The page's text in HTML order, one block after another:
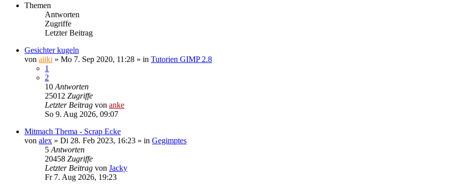
Themen
Antworten
Zugriffe
Letzter Beitrag
Gesichter kugeln
von aiiki » Mo 7. Sep 2020, 11:28 » in Tutorien GIMP 2.8
1
2
10 Antworten
25012 Zugriffe
Letzter Beitrag von anke
So 9. Aug 2026, 09:07
Mitmach Thema - Scrap Ecke
von alex » Di 28. Feb 2023, 16:23 » in Gegimptes
5 Antworten
20458 Zugriffe
Letzter Beitrag von Jacky
Fr 7. Aug 2026, 19:23